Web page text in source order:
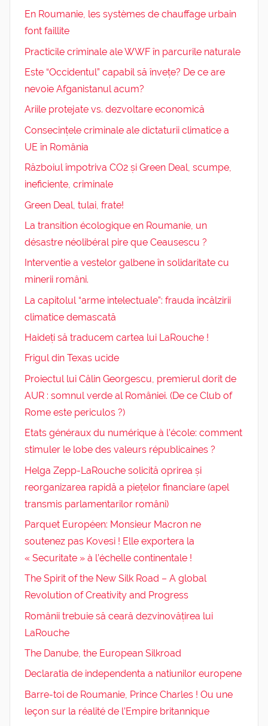
En Roumanie, les systèmes de chauffage urbain
font faillite
Practicile criminale ale WWF în parcurile naturale
Este “Occidentul” capabil să învețe? De ce are
nevoie Afganistanul acum?
Ariile protejate vs. dezvoltare economică
Consecințele criminale ale dictaturii climatice a
UE în România
Războiul împotriva CO2 și Green Deal, scumpe,
ineficiente, criminale
Green Deal, tulai, frate!
La transition écologique en Roumanie, un
désastre néolibéral pire que Ceausescu ?
Interventie a vestelor galbene în solidaritate cu
minerii români.
La capitolul “arme intelectuale”: frauda încălzirii
climatice demascată
Haideți să traducem cartea lui LaRouche !
Frigul din Texas ucide
Proiectul lui Călin Georgescu, premierul dorit de
AUR : somnul verde al României. (De ce Club of
Rome este periculos ?)
Etats généraux du numérique à l’école: comment
stimuler le lobe des valeurs républicaines ?
Helga Zepp-LaRouche solicită oprirea și
reorganizarea rapidă a piețelor financiare (apel
transmis parlamentarilor români)
Parquet Européen: Monsieur Macron ne
soutenez pas Kovesi ! Elle exportera la
« Securitate » à l’échelle continentale !
The Spirit of the New Silk Road – A global
Revolution of Creativity and Progress
Românii trebuie să ceară dezvinovățirea lui
LaRouche
The Danube, the European Silkroad
Declaratia de independenta a natiunilor europene
Barre-toi de Roumanie, Prince Charles ! Ou une
leçon sur la réalité de l’Empire britannique